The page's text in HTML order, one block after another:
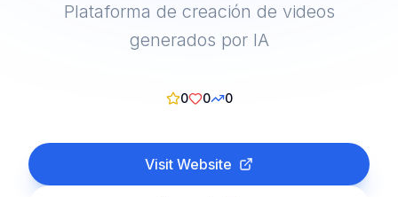
Plataforma de creación de videos
generados por IA
0 0 0
Visit Website